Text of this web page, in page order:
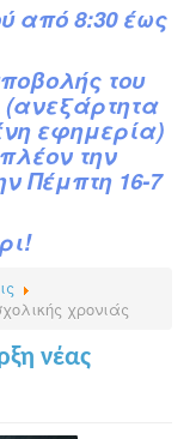
από 8:30 έως
του
εφημερία)
την
Πέμπτη 16-7
χρονιάς
νέας